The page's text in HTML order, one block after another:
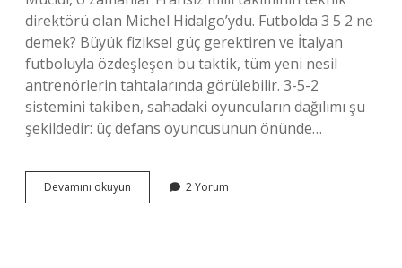
direktörü olan Michel Hidalgo’ydu. Futbolda 3 5 2 ne
demek? Büyük fiziksel güç gerektiren ve İtalyan
futboluyla özdeşleşen bu taktik, tüm yeni nesil
antrenörlerin tahtalarında görülebilir. 3-5-2
sistemini takiben, sahadaki oyuncuların dağılımı şu
şekildedir: üç defans oyuncusunun önünde…
Devamını okuyun
5
2 Yorum